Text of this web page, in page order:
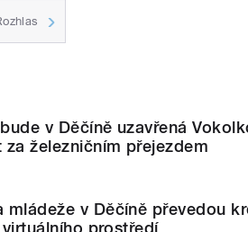
v Děčíně uzavřená
železničním přejezdem
mládeže v Děčíně převedou
prostředí